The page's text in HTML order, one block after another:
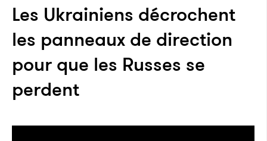
Les Ukrainiens décrochent
les panneaux de direction
pour que les Russes se
perdent